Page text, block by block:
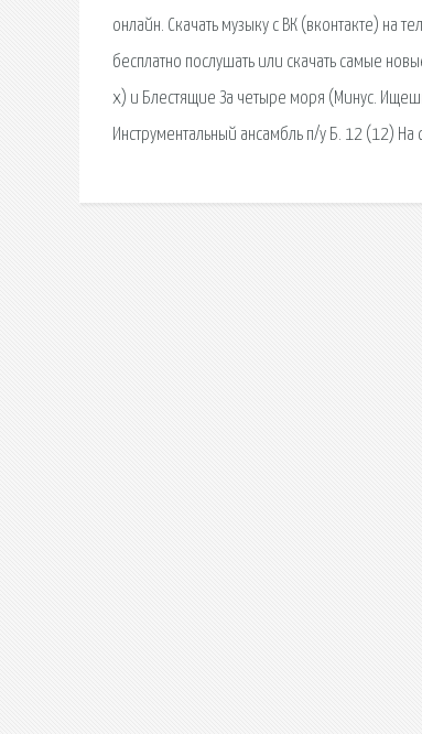
онлайн. Скачать музыку с ВК (вконтакте)
бесплатно послушать или скачать самые
х) и Блестящие За четыре моря (Минус. Ищешь
Инструментальный ансамбль п/у Б. 12 (12)